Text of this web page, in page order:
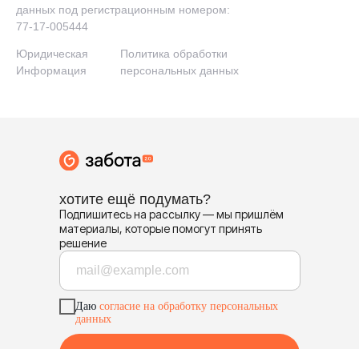
данных под регистрационным номером:
77-17-005444
Политика обработки
персональных данных
Юридическая
Информация
хотите ещё подумать?
Подпишитесь на рассылку — мы пришлём
материалы, которые помогут принять
решение
Даю согласие на обработку персональных
данных